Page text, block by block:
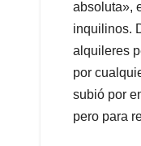
absoluta»,
inquilinos.
alquileres
por
subió por
pero para